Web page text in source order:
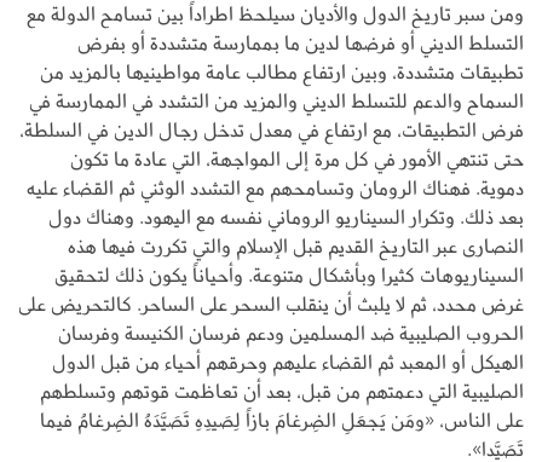
ومن سبر تاريخ الدول والأديان سيلحظ اطراداً بين تسامح الدولة مع
التسلط الديني أو فرضها لدين ما بممارسة متشددة أو بفرض
تطبيقات متشددة، وبين ارتفاع مطالب عامة مواطينيها بالمزيد من
السماح والدعم للتسلط الديني والمزيد من التشدد في الممارسة في
فرض التطبيقات، مع ارتفاع في معدل تدخل رجال الدين في السلطة،
حتى تنتهي الأمور في كل مرة إلى المواجهة، التي عادة ما تكون
دموية. فهناك الرومان وتسامحهم مع التشدد الوثني ثم القضاء عليه
بعد ذلك. وتكرار السيناريو الروماني نفسه مع اليهود. وهناك دول
النصارى عبر التاريخ القديم قبل الإسلام والتي تكررت فيها هذه
السيناريوهات كثيرا وبأشكال متنوعة. وأحياناً يكون ذلك لتحقيق
غرض محدد، ثم لا يلبث أن ينقلب السحر على الساحر. كالتحريض على
الحروب الصليبية ضد المسلمين ودعم فرسان الكنيسة وفرسان
الهيكل أو المعبد ثم القضاء عليهم وحرقهم أحياء من قبل الدول
الصليبية التي دعمتهم من قبل، بعد أن تعاظمت قوتهم وتسلطهم
على الناس، «ومَن يَجعَلِ الضِرغامَ بازاً لِصَيدِهِ تَصَيَّدَهُ الضِرغامُ فيما
تَصَيَّدا».